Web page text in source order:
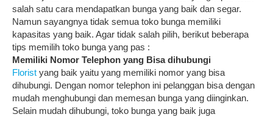
salah satu cara mendapatkan bunga yang baik dan segar.
Namun sayangnya tidak semua toko bunga memiliki
kapasitas yang baik. Agar tidak salah pilih, berikut beberapa
tips memilih toko bunga yang pas :
Memiliki Nomor Telephon yang Bisa dihubungi
Florist yang baik yaitu yang memiliki nomor yang bisa
dihubungi. Dengan nomor telephon ini pelanggan bisa dengan
mudah menghubungi dan memesan bunga yang diinginkan.
Selain mudah dihubungi, toko bunga yang baik juga